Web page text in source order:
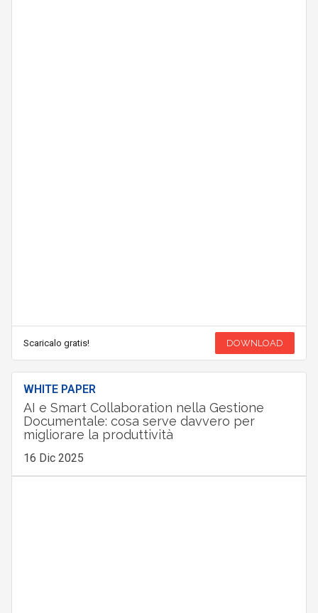
Scaricalo gratis! DOWNLOAD
WHITE PAPER
AI e Smart Collaboration nella Gestione
Documentale: cosa serve davvero per
migliorare la produttività
16 Dic 2025